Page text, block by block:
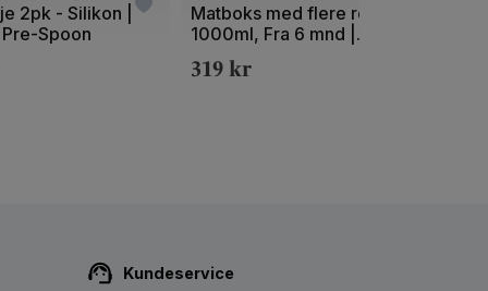
2pk - Silikon |
Spoon
av
Matboks med flere rom -
1000ml, Fra 6 mnd |
319kr
Kundeservice